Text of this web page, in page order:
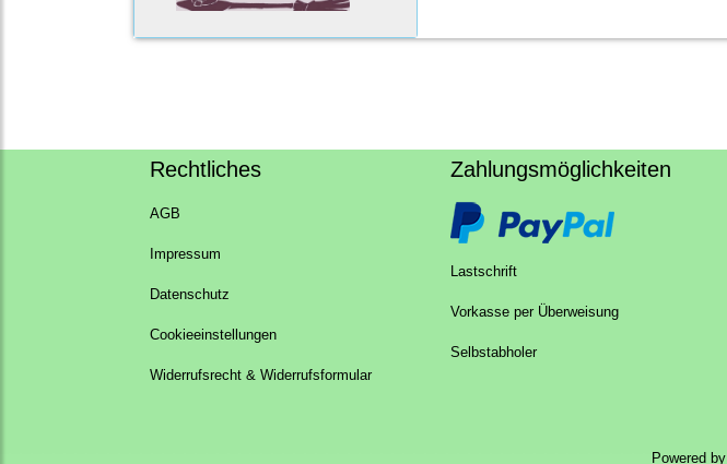
Rechtliches
AGB
Impressum
Datenschutz
Cookieeinstellungen
Widerrufsrecht & Widerrufsformular
Zahlungsmöglichkeiten
Lastschrift
Vorkasse per Überweisung
Selbstabholer
Powered by